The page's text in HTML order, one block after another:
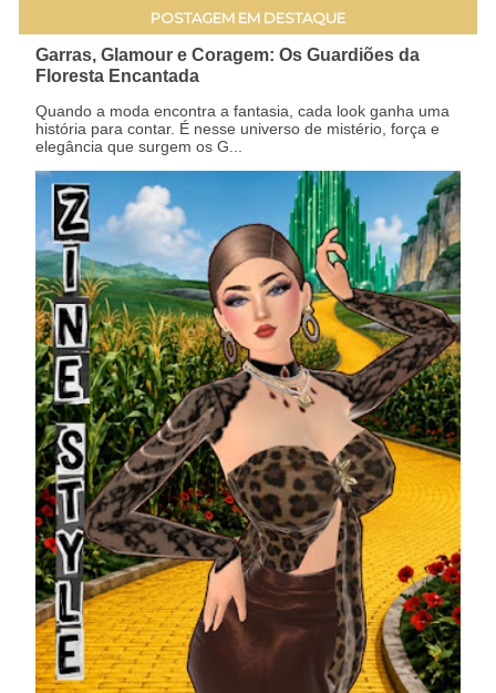
POSTAGEM EM DESTAQUE
Garras, Glamour e Coragem: Os Guardiões da
Floresta Encantada
Quando a moda encontra a fantasia, cada look ganha uma
história para contar. É nesse universo de mistério, força e
elegância que surgem os G...